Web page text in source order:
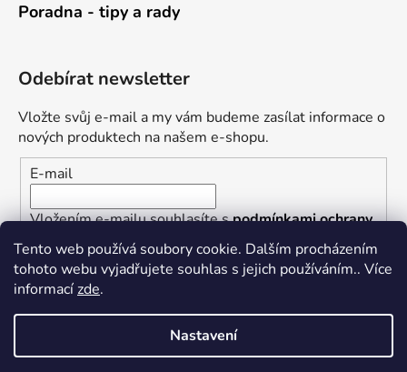
Tento web používá soubory cookie. Dalším procházením
tohoto webu vyjadřujete souhlas s jejich používáním.. Více
informacízde.
Nastavení
Poradna - tipy a rady
Odebírat newsletter
Vložte svůj e-mail a my vám budeme zasílat informace o
nových produktech na našem e-shopu.
E-mail
Vložením e-mailu souhlasíte spodmínkami ochrany
osobních údajů
PŘIHLÁSIT SE